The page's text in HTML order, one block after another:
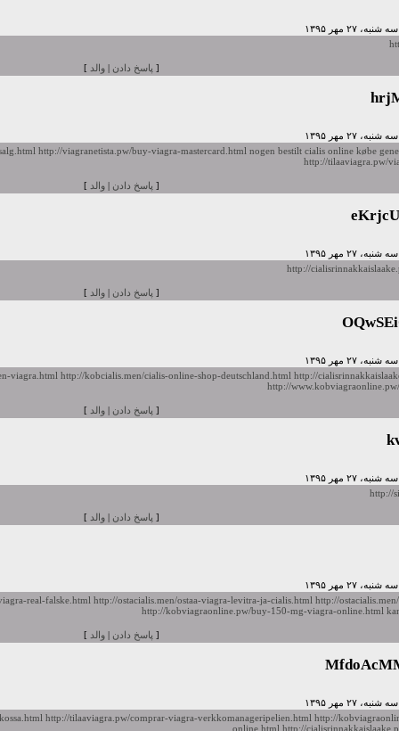
[ پاسخ دادن | والد ]
http://viagranetista.pw/buy-viagra-mastercard.html nogen bestilt cialis online købe
http://tilaaviagra.pw/
[ پاسخ دادن | والد ]
http://
[ پاسخ دادن | والد ]
viagra.html http://kobcialis.men/cialis-online-shop-deutschland.html http://
http://www.kobviagraonline.pw/
[ پاسخ دادن | والد ]
http://
[ پاسخ دادن | والد ]
real-falske.html http://ostacialis.men/ostaa-viagra-levitra-ja-cialis.html http://
http://kobviagraonline.pw/buy-150-mg-viagra-online.html
[ پاسخ دادن | والد ]
http://tilaaviagra.pw/comprar-viagra-verkkomanageripelien.html http://
online.html http://